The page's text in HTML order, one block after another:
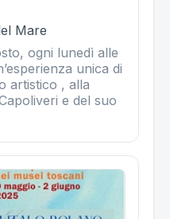
Mare
ogni lunedì alle
unica di
artistico , alla
e del suo